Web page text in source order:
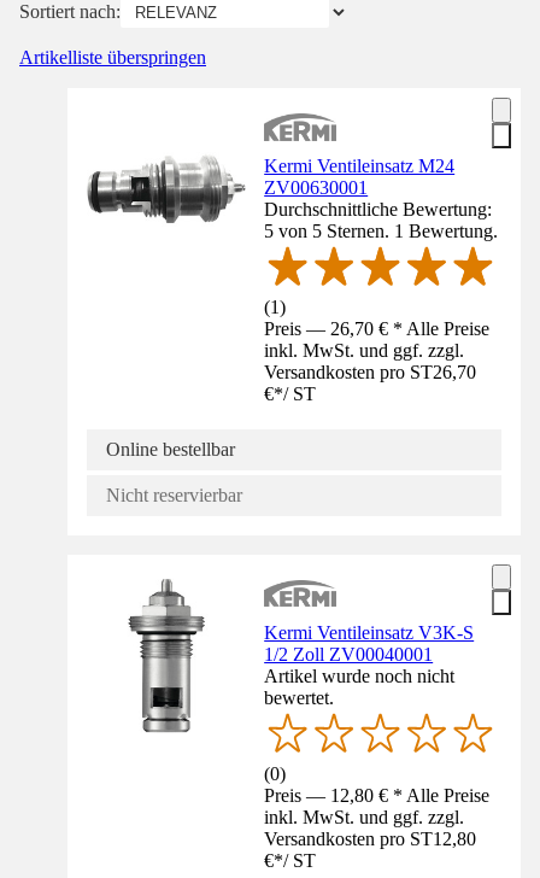
Sortiert nach:
Artikelliste überspringen
Kermi Ventileinsatz M24
ZV00630001
Durchschnittliche Bewertung:
5 von 5 Sternen. 1 Bewertung.
(1)
Preis — 26,70 € * Alle Preise
inkl. MwSt. und ggf. zzgl.
Versandkosten pro ST26,70
€*/ ST
Online bestellbar
Nicht reservierbar
Kermi Ventileinsatz V3K-S
1/2 Zoll ZV00040001
Artikel wurde noch nicht
bewertet.
(0)
Preis — 12,80 € * Alle Preise
inkl. MwSt. und ggf. zzgl.
Versandkosten pro ST12,80
€*/ ST